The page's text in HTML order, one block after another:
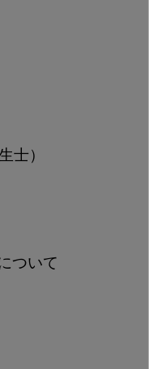
士）
ついて